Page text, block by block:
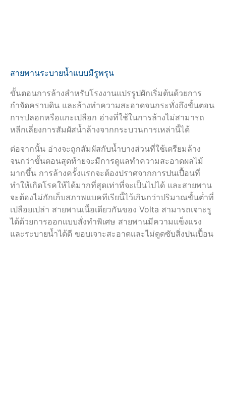
สายพานระบายน้ำแบบมีรูพรุน
ขั้นตอนการล้างสำหรับโรงงานแปรรูปผักเริ่มต้นด้วยการ
กำจัดคราบดิน และล้างทำความสะอาดจนกระทั่งถึงขั้นตอน
การปลอกหรือแกะเปลือก อ่างที่ใช้ในการล้างไม่สามารถ
หลีกเลี่ยงการสัมผัสน้ำล้างจากกระบวนการเหล่านี้ได้
ต่อจากนั้น อ่างจะถูกสัมผัสกับน้ำบางส่วนที่ใช้เตรียมล้าง
จนกว่าขั้นตอนสุดท้ายจะมีการดูแลทำความสะอาดผลไม้
มากขึ้น การล้างครั้งแรกจะต้องปราศจากการปนเปื้อนที่
ทำให้เกิดโรคให้ได้มากที่สุดเท่าที่จะเป็นไปได้ และสายพาน
จะต้องไม่กักเก็บสภาพแบคทีเรียนี้ไว้เกินกว่าปริมาณขั้นต่ำที่
เปลือยเปล่า สายพานเนื้อเดียวกันของ Volta สามารถเจาะรู
ได้ด้วยการออกแบบสั่งทำพิเศษ สายพานมีความแข็งแรง
และระบายน้ำได้ดี ขอบเจาะสะอาดและไม่ดูดซับสิ่งปนเปื้อน